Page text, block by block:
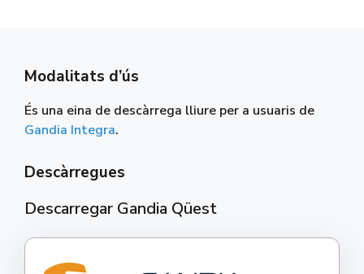
Modalitats d’ús
És una eina de descàrrega lliure per a usuaris de
Gandia Integra.
Descàrregues
Descarregar Gandia Qüest